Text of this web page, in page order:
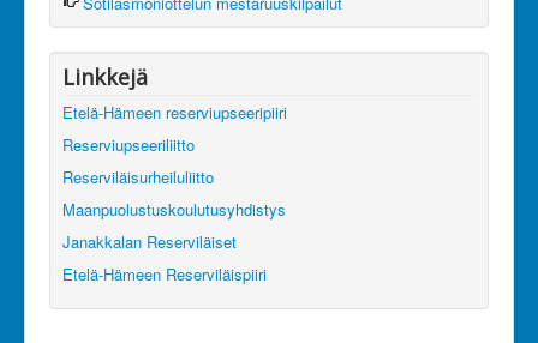
Linkkejä
Etelä-Hämeen reserviupseeripiiri
Reserviupseeriliitto
Reserviläisurheiluliitto
Maanpuolustuskoulutusyhdistys
Janakkalan Reserviläiset
Etelä-Hämeen Reserviläispiiri